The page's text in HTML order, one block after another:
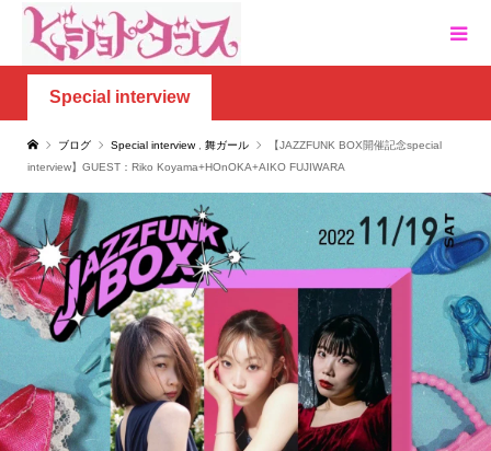
Special interview
ブログ Special interview 舞ガール
【JAZZFUNK BOX開催記念special
interview】GUEST：Riko Koyama+HOnOKA+AIKO FUJIWARA